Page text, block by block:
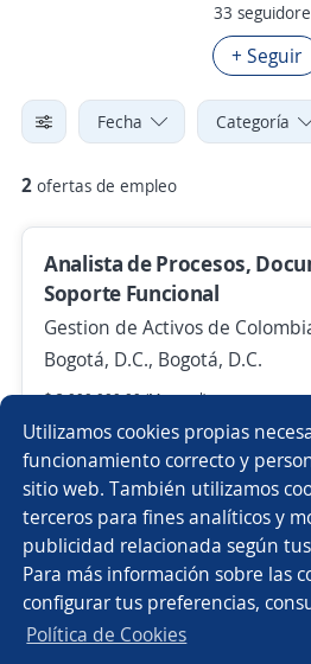
Utilizamos cookies propias
funcionamiento correcto y
sitio web. También utilizamos
terceros para fines analíticos y
publicidad relacionada según
Para más información sobre las
configurar tus preferencias,
Política de Cookies
33
+ Seguir
Fecha Categoría
2 ofertas de empleo
Analista de Procesos,
Soporte Funcional
Gestion de Activos de
Bogotá, D.C., Bogotá, D.C.
$ 3.000.000,00 (Mensual)
Más de 30 días
Desarrollador(a) de
Gestion de Activos de Colombia
Bogotá, D.C., Bogotá, D.C.
Más de 30 días